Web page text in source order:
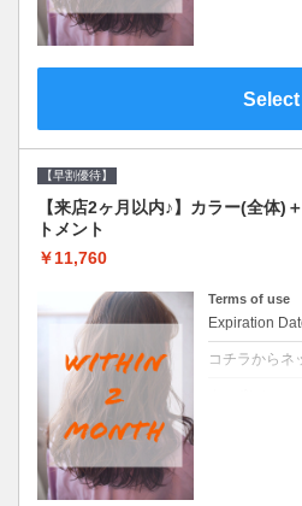
Select
【早割優待】
【来店2ヶ月以内♪】カラー(全体)
トメント
￥11,760
Terms of use
Expiration
コチラからネ